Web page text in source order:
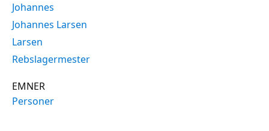
Johannes
Johannes Larsen
Larsen
Rebslagermester
EMNER
Personer